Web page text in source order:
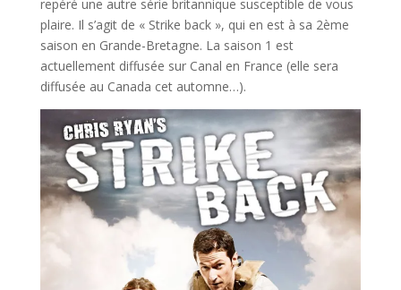
repéré une autre série britannique susceptible de vous
plaire. Il s’agit de « Strike back », qui en est à sa 2ème
saison en Grande-Bretagne. La saison 1 est
actuellement diffusée sur Canal en France (elle sera
diffusée au Canada cet automne…).